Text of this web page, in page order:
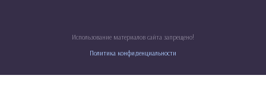
Использование материалов сайта запрещено!
Политика конфиденциальности